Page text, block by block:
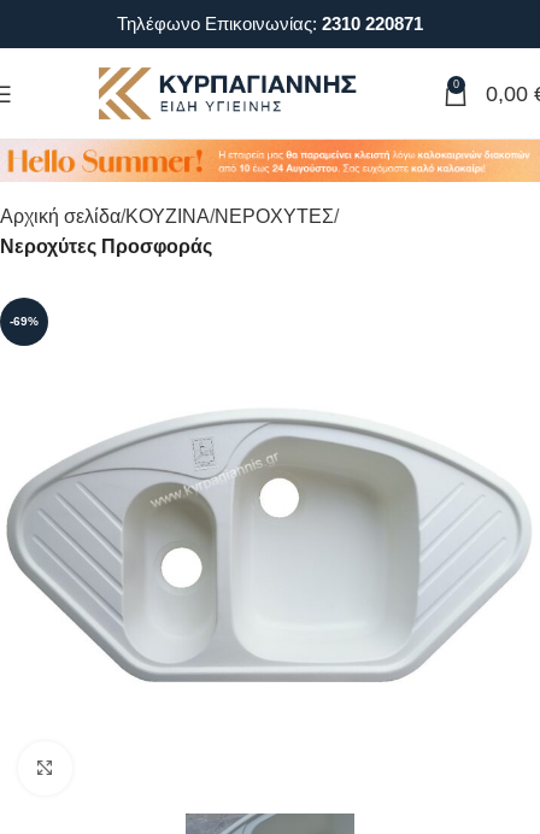
Τηλέφωνο Επικοινωνίας: 2310 220871
0 0,00
Αρχική σελίδα ΚΟΥΖΙΝΑ ΝΕΡΟΧΥΤΕΣ
Νεροχύτες Προσφοράς
-69%